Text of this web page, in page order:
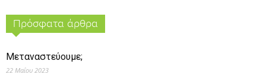
Πρόσφατα άρθρα
Μεταναστεύουμε;
22 Μαΐου 2023